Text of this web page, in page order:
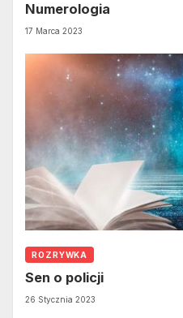
Numerologia
17 Marca 2023
ROZRYWKA
Sen o policji
26 Stycznia 2023